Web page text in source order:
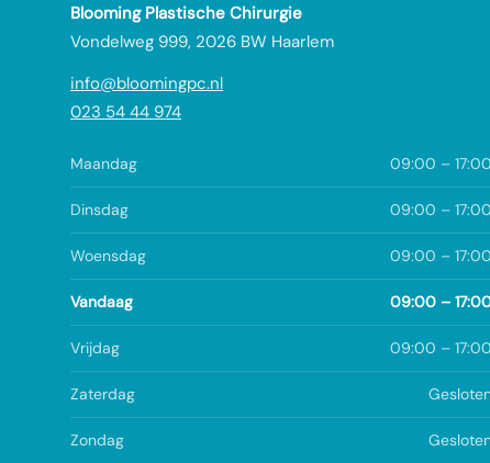
Blooming Plastische Chirurgie
Vondelweg 999, 2026 BW Haarlem
info@bloomingpc.nl
023 54 44 974
Maandag 09:00 – 17:00
Dinsdag 09:00 – 17:00
Woensdag 09:00 – 17:00
Vandaag 09:00 –
Vrijdag 09:00 – 17:00
Zaterdag
Zondag